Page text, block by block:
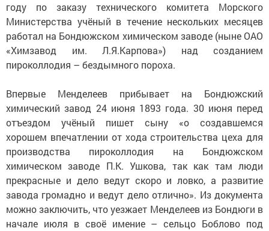
году по заказу технического комитета Морского
Министерства учёный в течение нескольких месяцев
работал на Бондюжском химическом заводе (ныне ОАО
«Химзавод им. Л.Я.Карпова») над созданием
пироколлодия – бездымного пороха.
Впервые Менделеев прибывает на Бондюжский
химический завод 24 июня 1893 года. 30 июня перед
отъездом учёный пишет сыну «о создавшемся
хорошем впечатлении от хода строительства цеха для
производства пироколлодия на Бондюжском
химическом заводе П.К. Ушкова, так как там люди
прекрасные и дело ведут скоро и ловко, а развитие
завода громадно и ведут дело отлично». Из документа
можно заключить, что уезжает Менделеев из Бондюги в
начале июля в своё имение – сельцо Боблово под